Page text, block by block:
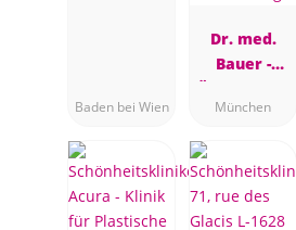
Baden bei Wien
Dr. med.
Bauer -
Ästhetische
Brustchirur
München